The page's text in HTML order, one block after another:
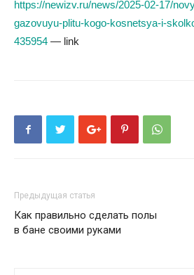
https://newizv.ru/news/2025-02-17/
gazovuyu-plitu-kogo-kosnetsya-i-
435954 — link
Предыдущая статья
Как правильно сделать полы
в бане своими руками